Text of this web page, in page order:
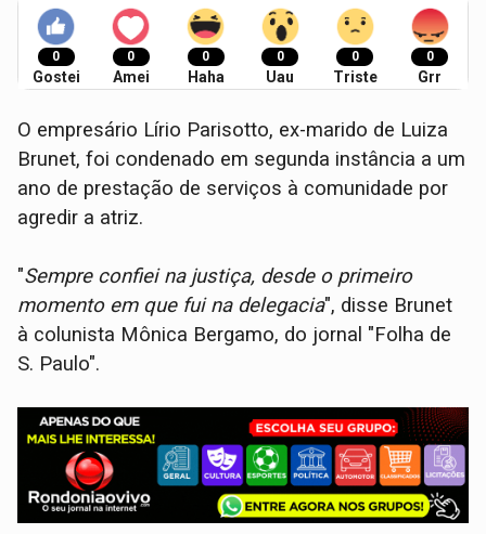
0
Gostei
0
Amei
0
Haha
0
Uau
0
Triste
0
Grr
O empresário Lírio Parisotto, ex-marido de Luiza
Brunet, foi condenado em segunda instância a um
ano de prestação de serviços à comunidade por
agredir a atriz.
"Sempre confiei na justiça, desde o primeiro
momento em que fui na delegacia", disse Brunet
à colunista Mônica Bergamo, do jornal "Folha de
S. Paulo".